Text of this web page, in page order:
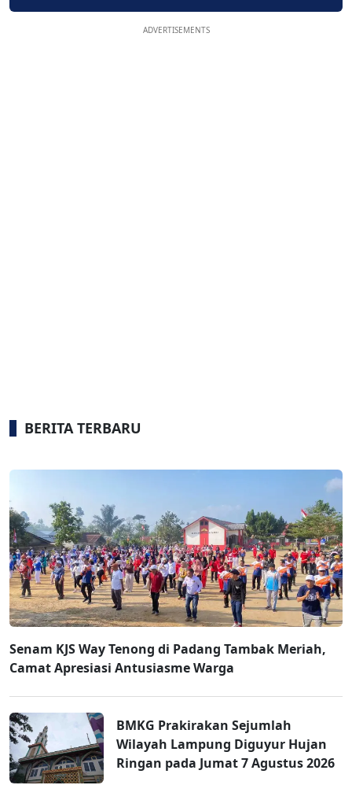
ADVERTISEMENTS
BERITA TERBARU
Senam KJS Way Tenong di Padang Tambak Meriah,
Camat Apresiasi Antusiasme Warga
BMKG Prakirakan Sejumlah
Wilayah Lampung Diguyur Hujan
Ringan pada Jumat 7 Agustus 2026